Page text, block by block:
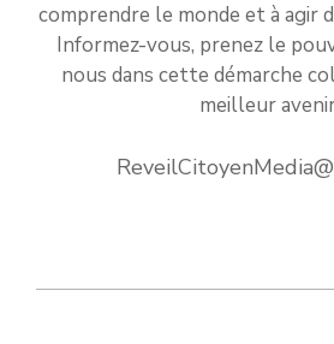
comprendre le monde et à agir
Informez-vous, prenez le
nous dans cette démarche
meilleur